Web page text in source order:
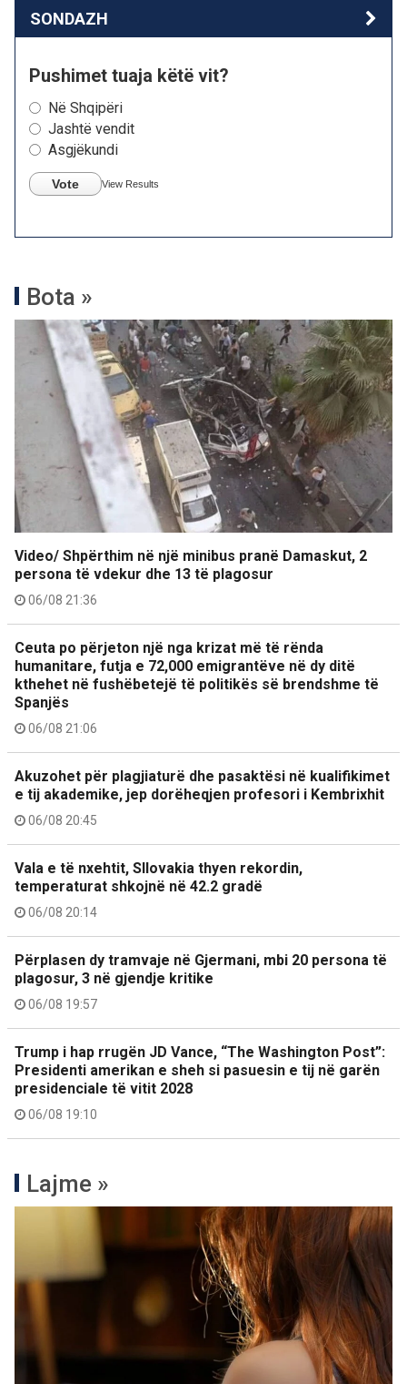
SONDAZH
Pushimet tuaja këtë vit?
Në Shqipëri
Jashtë vendit
Asgjëkundi
Vote View Results
Bota »
Video/ Shpërthim në një minibus pranë Damaskut, 2
persona të vdekur dhe 13 të plagosur
06/08 21:36
Ceuta po përjeton një nga krizat më të rënda
humanitare, futja e 72,000 emigrantëve në dy ditë
kthehet në fushëbetejë të politikës së brendshme të
Spanjës
06/08 21:06
Akuzohet për plagjiaturë dhe pasaktësi në kualifikimet
e tij akademike, jep dorëheqjen profesori i Kembrixhit
06/08 20:45
Vala e të nxehtit, Sllovakia thyen rekordin,
temperaturat shkojnë në 42.2 gradë
06/08 20:14
Përplasen dy tramvaje në Gjermani, mbi 20 persona të
plagosur, 3 në gjendje kritike
06/08 19:57
Trump i hap rrugën JD Vance, “The Washington Post”:
Presidenti amerikan e sheh si pasuesin e tij në garën
presidenciale të vitit 2028
06/08 19:10
Lajme »